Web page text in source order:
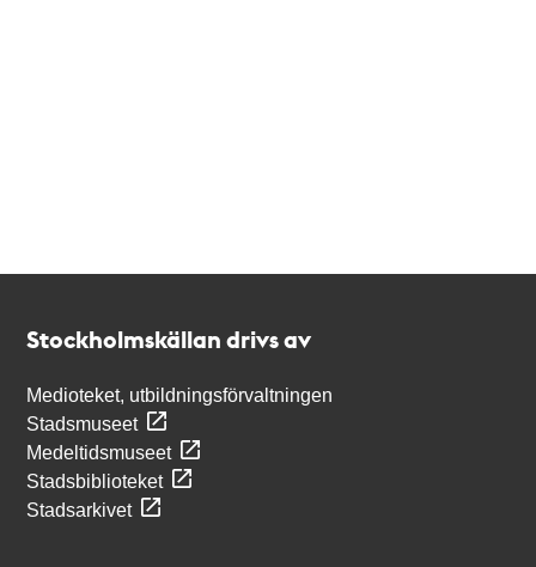
Stockholmskällan drivs av
Medioteket, utbildningsförvaltningen
Stadsmuseet
Medeltidsmuseet
Stadsbiblioteket
Stadsarkivet